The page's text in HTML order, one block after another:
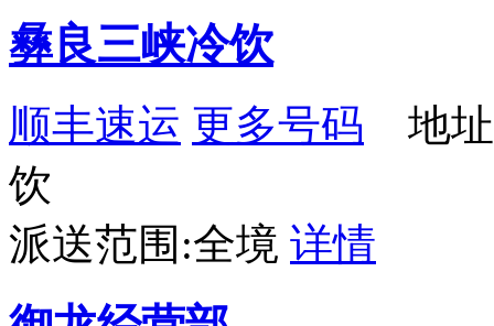
彝良三峡冷饮
顺丰速运 更多号码 地址
饮
派送范围:全境 详情